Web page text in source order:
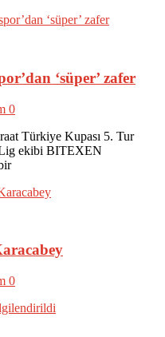
‘süper’ zafer
0
Türkiye Kupası 5. Tur
Lig ekibi BITEXEN
0